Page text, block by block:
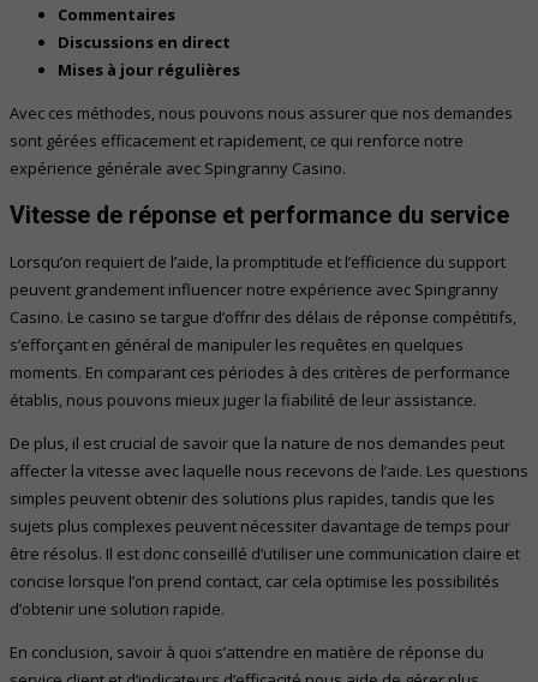
Commentaires
Discussions en direct
Mises à jour régulières
Avec ces méthodes, nous pouvons nous assurer que nos demandes
sont gérées efficacement et rapidement, ce qui renforce notre
expérience générale avec Spingranny Casino.
Vitesse de réponse et performance du service
Lorsqu’on requiert de l’aide, la promptitude et l’efficience du support
peuvent grandement influencer notre expérience avec Spingranny
Casino. Le casino se targue d’offrir des délais de réponse compétitifs,
s’efforçant en général de manipuler les requêtes en quelques
moments. En comparant ces périodes à des critères de performance
établis, nous pouvons mieux juger la fiabilité de leur assistance.
De plus, il est crucial de savoir que la nature de nos demandes peut
affecter la vitesse avec laquelle nous recevons de l’aide. Les questions
simples peuvent obtenir des solutions plus rapides, tandis que les
sujets plus complexes peuvent nécessiter davantage de temps pour
être résolus. Il est donc conseillé d’utiliser une communication claire et
concise lorsque l’on prend contact, car cela optimise les possibilités
d’obtenir une solution rapide.
En conclusion, savoir à quoi s’attendre en matière de réponse du